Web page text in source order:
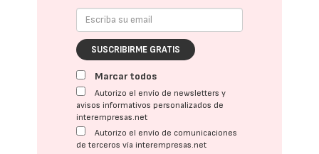
SUSCRIBIRME GRATIS
Marcar todos
Autorizo el envío de newsletters y
avisos informativos personalizados de
interempresas.net
Autorizo el envío de comunicaciones
de terceros vía interempresas.net